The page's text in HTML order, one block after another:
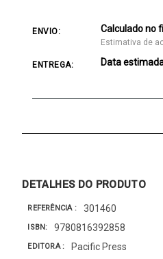
ENVIO: Calculado no
Estimativa de
ENTREGA: Data
DETALHES DO PRODUTO
REFERÊNCIA 301460
ISBN 9780816392858
EDITORA Pacific Press